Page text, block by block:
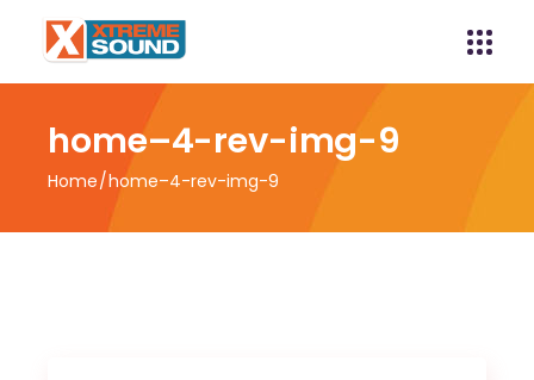
home–4-rev-img-9
Home home–4-rev-img-9